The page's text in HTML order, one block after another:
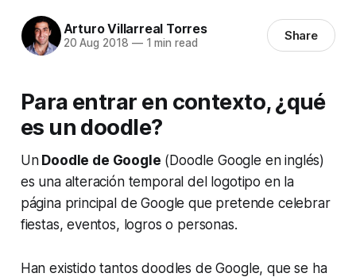
Arturo Villarreal Torres
20 Aug 2018 —1 min read Share
Para entrar en contexto, ¿qué
es un doodle?
UnDoodle de Google (Doodle Google en inglés)
es una alteración temporal del logotipo en la
página principal de Google que pretende celebrar
fiestas, eventos, logros o personas.
Han existido tantos doodles de Google, que se ha